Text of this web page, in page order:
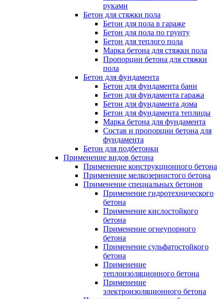
руками
Бетон для стяжки пола
Бетон для пола в гараже
Бетон для пола по грунту
Бетон для теплого пола
Марка бетона для стяжки пола
Пропорции бетона для стяжки
пола
Бетон для фундамента
Бетон для фундамента бани
Бетон для фундамента гаража
Бетон для фундамента дома
Бетон для фундамента теплицы
Марка бетона для фундамента
Состав и пропорции бетона для
фундамента
Бетон для подбетонки
Применение видов бетона
Применение конструкционного бетона
Применение мелкозернистого бетона
Применение специальных бетонов
Применение гидротехнического
бетона
Применение кислостойкого
бетона
Применение огнеупорного
бетона
Применение сульфатостойкого
бетона
Применение
теплоизоляционного бетона
Применение
электроизоляционного бетона